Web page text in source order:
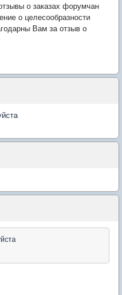
о заказах форумчан
о целесообразности
Вам за отзыв о